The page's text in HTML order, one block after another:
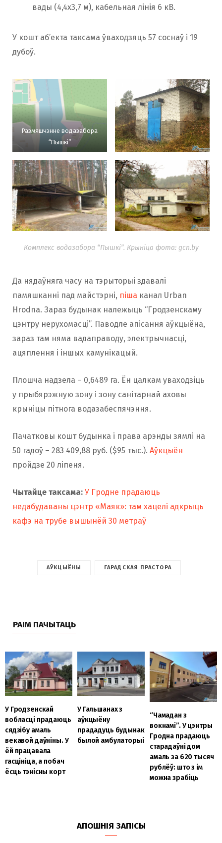
вады (4,4х3,7 м), кабельная лінія 6 кВ.
У кошт аб’екта таксама ўваходзяць 57 соснаў і 19
дубоў.
Размяшчэнне водазабора
“Пышкі”
Комплекс водазабора “Пышкі”. Крыніца фота: gcn.by
Да нядаўняга часу на тэрыторыі здавалі
памяшканні пад майстэрні, піша канал Urban
Hrodna. Зараз будынак належыць “Гродзенскаму
цэнтру нерухомасці”. Паводле апісання аўкцыёна,
зараз там няма вадаправоду, электрычнасці,
ацяплення і іншых камунікацый.
Плошча надзела – 0,6489 га. Ён цалкам уваходзіць
у прыбярэжную зону і зону санітарнай аховы
крыніцы пітнога водазабеспячэння.
Пачатковы кошт будынка і права арэнды зямлі на
50 гадоў – 283 409,88 руб. ($95 тыс.). Аўкцыён
пройдзе 20 ліпеня.
Чытайце таксама: У Гродне прадаюць
недабудаваны цэнтр «Маяк»: там хацелі адкрыць
кафэ на трубе вышынёй 30 метраў
АЎКЦЫЁНЫ ГАРАДСКАЯ ПРАСТОРА
РАІМ ПАЧЫТАЦЬ
У Гродзенскай
вобласці прадаюць
сядзібу амаль
векавой даўніны. У
ёй працавала
гасцініца, а побач
ёсць тэнісны корт
У Гальшанах з
аўкцыёну
прададуць будынак
былой амбулаторыі
“Чамадан з
вокнамі”. У цэнтры
Гродна прадаюць
старадаўні дом
амаль за 620 тысяч
рублёў: што з ім
можна зрабіць
АПОШНІЯ ЗАПІСЫ